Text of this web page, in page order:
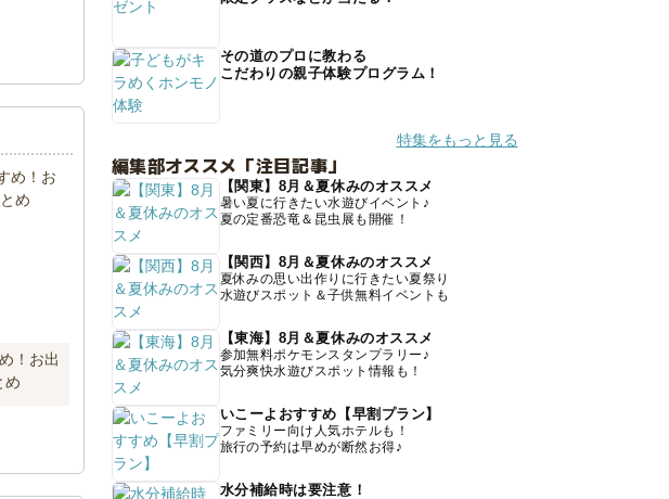
！お出
め
その道のプロに教わる
こだわりの親子体験プログラム！
特集をもっと見る
編集部オススメ「注目記事」
【関東】8月＆夏休みのオススメ
暑い夏に行きたい水遊びイベント♪
夏の定番恐竜＆昆虫展も開催！
【関西】8月＆夏休みのオススメ
夏休みの思い出作りに行きたい夏祭り
水遊びスポット＆子供無料イベントも
【東海】8月＆夏休みのオススメ
参加無料ポケモンスタンプラリー♪
気分爽快水遊びスポット情報も！
いこーよおすすめ【早割プラン】
ファミリー向け人気ホテルも！
旅行の予約は早めが断然お得♪
水分補給時は要注意！